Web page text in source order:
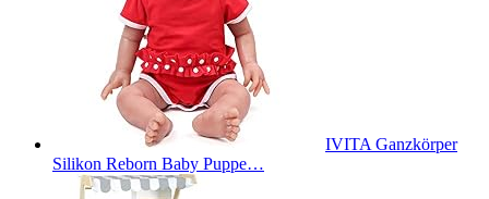
IVITA Ganzkörper
Silikon Reborn Baby Puppe…